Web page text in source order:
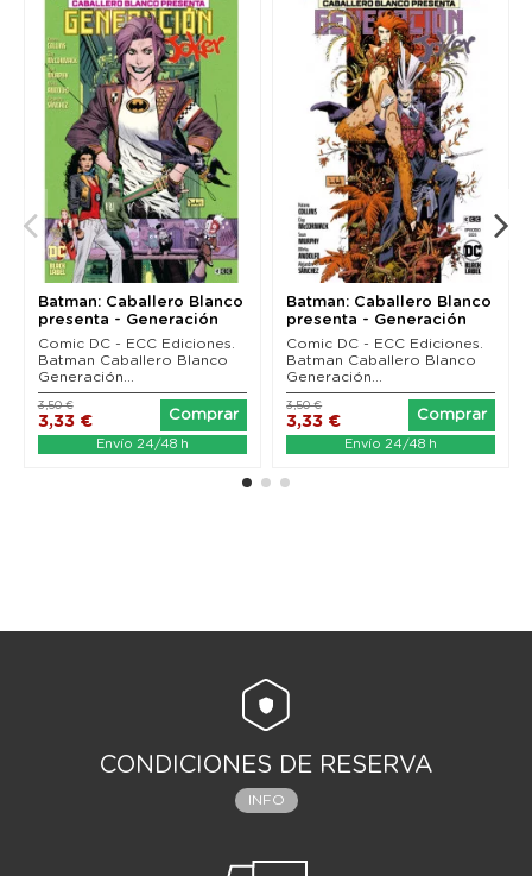
Batman: Caballero Blanco
presenta - Generación
Joker 01 (de 6)
Comic DC - ECC Ediciones.
Batman Caballero Blanco
Generación...
3,33 €
3,50 €
Comprar
Envío 24/48 h
Batman: Caballero Blanco
presenta - Generación
Joker 02 (de 6)
Comic DC - ECC Ediciones.
Batman Caballero Blanco
Generación...
3,33 €
3,50 €
Comprar
Envío 24/48 h
CONDICIONES DE RESERVA
INFO